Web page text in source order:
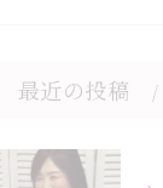
最近の投稿